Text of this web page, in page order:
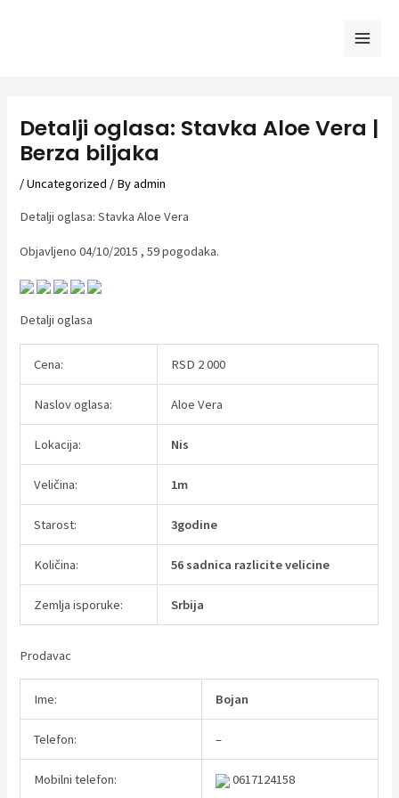
Detalji oglasa: Stavka Aloe Vera |
Berza biljaka
/Uncategorized / Byadmin
Detalji oglasa: Stavka Aloe Vera
Objavljeno 04/10/2015 , 59 pogodaka.
Detalji oglasa
Cena: RSD 2 000
Naslov oglasa: Aloe Vera
Lokacija: Nis
Veličina: 1m
Starost: 3godine
Količina: 56 sadnica razlicite velicine
Zemlja isporuke: Srbija
Prodavac
Ime: Bojan
Telefon: –
Mobilni telefon: 0617124158